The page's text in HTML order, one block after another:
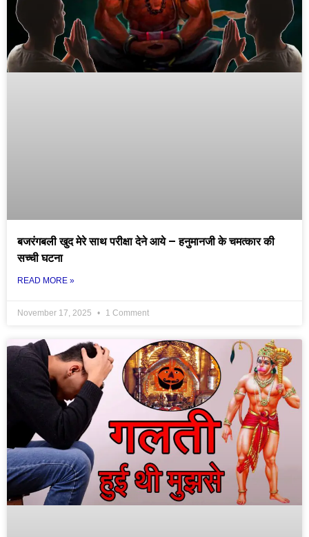
बजरंगबली खुद मेरे साथ परीक्षा देने आये – हनुमानजी के चमत्कार की
सच्ची घटना
READ MORE »
November 17, 2025 1 Comment